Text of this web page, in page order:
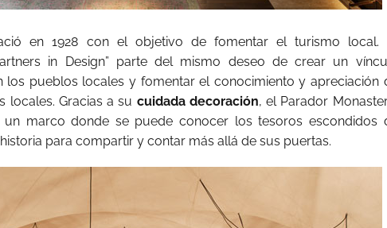
en 1928 con el objetivo de fomentar el turismo local.
in Design” parte del mismo deseo de crear un
los pueblos locales y fomentar el conocimiento y apreciación
locales. Gracias a su cuidada decoración, el Parador
un marco donde se puede conocer los tesoros escondidos
para compartir y contar más allá de sus puertas.